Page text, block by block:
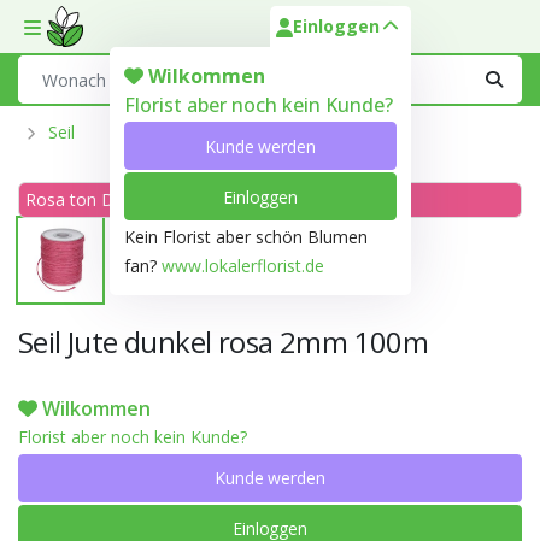
Toggle mobile menu
Einloggen
Wilkommen
Florist aber noch kein Kunde?
Kunde werden
Einloggen
Kein Florist aber schön Blumen
fan? www.lokalerflorist.de
Seil
Rosa ton Dunkel rosa N57C
Seil Jute dunkel rosa 2mm 100m
Wilkommen
Florist aber noch kein Kunde?
Kunde werden
Einloggen